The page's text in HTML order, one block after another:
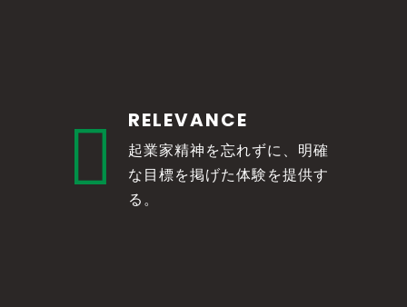
 RELEVANCE
起業家精神を忘れずに、明確
な目標を掲げた体験を提供す
る。